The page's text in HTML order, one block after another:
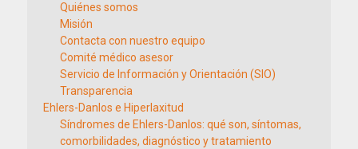
Quiénes somos
Misión
Contacta con nuestro equipo
Comité médico asesor
Servicio de Información y Orientación (SIO)
Transparencia
Ehlers-Danlos e Hiperlaxitud
Síndromes de Ehlers-Danlos: qué son, síntomas,
comorbilidades, diagnóstico y tratamiento